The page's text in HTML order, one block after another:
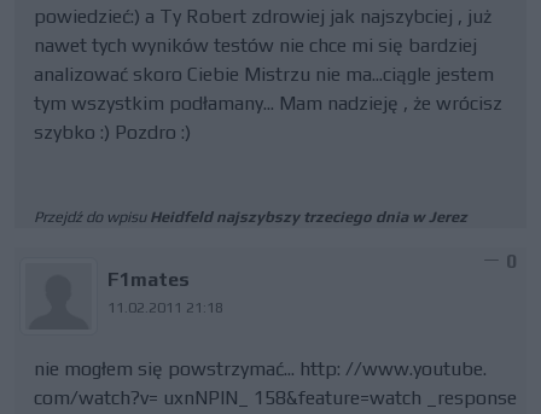
powiedzieć:) a Ty Robert zdrowiej jak najszybciej , już
nawet tych wyników testów nie chce mi się bardziej
analizować skoro Ciebie Mistrzu nie ma...ciągle jestem
tym wszystkim podłamany... Mam nadzieję , że wrócisz
szybko :) Pozdro :)
Przejdź do wpisu Heidfeld najszybszy trzeciego dnia w Jerez
F1mates
11.02.2011 21:18
0
nie mogłem się powstrzymać... http: //www.youtube.
com/watch?v= uxnNPlN_ 158&feature=watch _response